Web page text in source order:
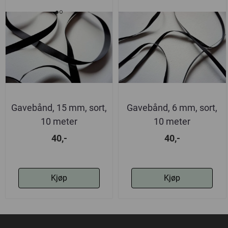
Gavebånd, 15 mm, sort,
10 meter
40,-
Kjøp
Gavebånd, 6 mm, sort,
10 meter
40,-
Kjøp